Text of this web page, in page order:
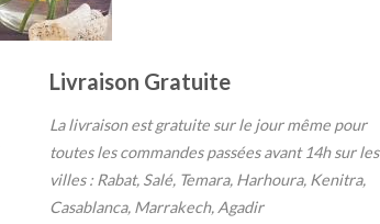
Livraison Gratuite
La livraison est gratuite sur le jour même pour
toutes les commandes passées avant 14h sur les
villes : Rabat, Salé, Temara, Harhoura, Kenitra,
Casablanca, Marrakech, Agadir